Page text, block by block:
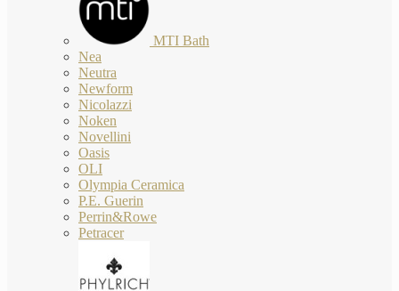
MTI Bath
Nea
Neutra
Newform
Nicolazzi
Noken
Novellini
Oasis
OLI
Olympia Ceramica
P.E. Guerin
Perrin&Rowe
Petracer